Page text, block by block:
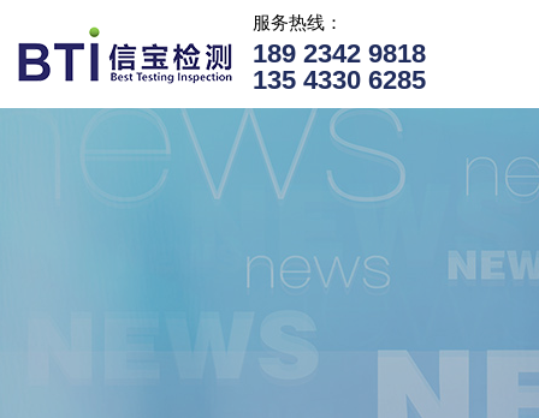
服务热线：
189 2342 9818
135 4330 6285